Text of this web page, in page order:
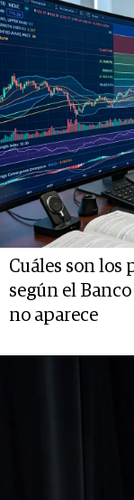
Cuáles son los
según el
no aparece